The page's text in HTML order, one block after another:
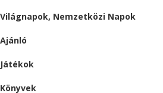
Világnapok, Nemzetközi Napok
Ajánló
Játékok
Könyvek